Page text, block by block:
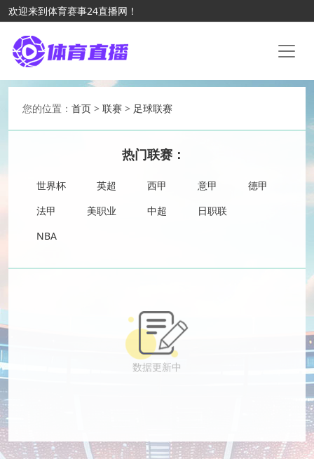
欢迎来到体育赛事24直播网！
您的位置： 首页 > 联赛 > 足球联赛
热门联赛：
世界杯 英超 西甲 意甲
德甲
法甲
美职业 中超
日职联
NBA
数据更新中